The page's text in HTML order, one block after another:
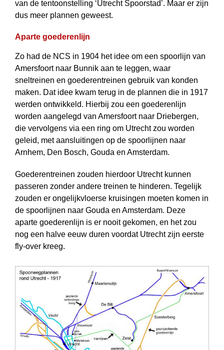
van de tentoonstelling ‘Utrecht Spoorstad’. Maar er zijn
dus meer plannen geweest.
Aparte goederenlijn
Zo had de NCS in 1904 het idee om een spoorlijn van
Amersfoort naar Bunnik aan te leggen, waar
sneltreinen en goederentreinen gebruik van konden
maken. Dat idee kwam terug in de plannen die in 1917
werden ontwikkeld. Hierbij zou een goederenlijn
worden aangelegd van Amersfoort naar Driebergen,
die vervolgens via een ring om Utrecht zou worden
geleid, met aansluitingen op de spoorlijnen naar
Arnhem, Den Bosch, Gouda en Amsterdam.
Goederentreinen zouden hierdoor Utrecht kunnen
passeren zonder andere treinen te hinderen. Tegelijk
zouden er ongelijkvloerse kruisingen moeten komen in
de spoorlijnen naar Gouda en Amsterdam. Deze
aparte goederenlijn is er nooit gekomen, en het zou
nog een halve eeuw duren voordat Utrecht zijn eerste
fly-over kreeg.